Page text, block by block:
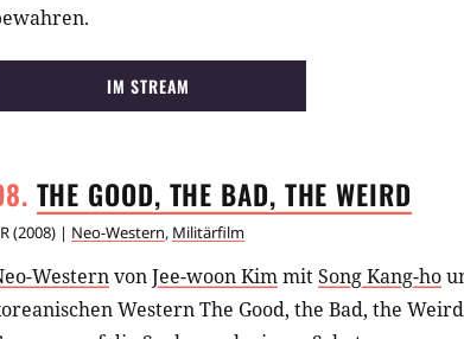
IM STREAM
THE GOOD, THE BAD, THEWEIRD
(2008) | Neo-Western, Militärfilm
WesternvonJee-woon KimmitSong Kang-ho
Western The Good, the Bad, the